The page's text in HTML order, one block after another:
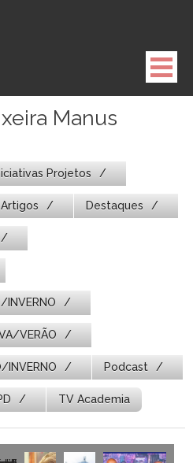
Manus
Projetos
Destaques
INVERNO
VERÃO
INVERNO Podcast
TV Academia